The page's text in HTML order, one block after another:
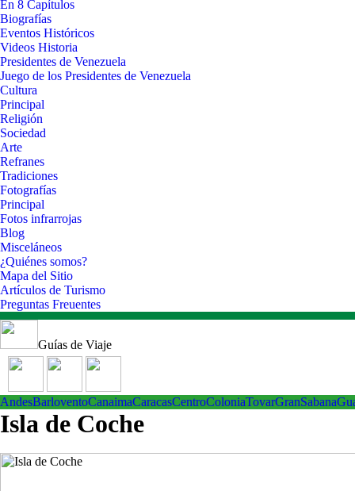
En 8 Capítulos
Biografías
Eventos Históricos
Videos Historia
Presidentes de Venezuela
Juego de los Presidentes de Venezuela
Cultura
Principal
Religión
Sociedad
Arte
Refranes
Tradiciones
Fotografías
Principal
Fotos infrarrojas
Blog
Misceláneos
¿Quiénes somos?
Mapa del Sitio
Artículos de Turismo
Preguntas Freuentes
Guías de Viaje
AndesBarloventoCanaimaCaracasCentroColoniaTovarGranSabana
Isla de Coche